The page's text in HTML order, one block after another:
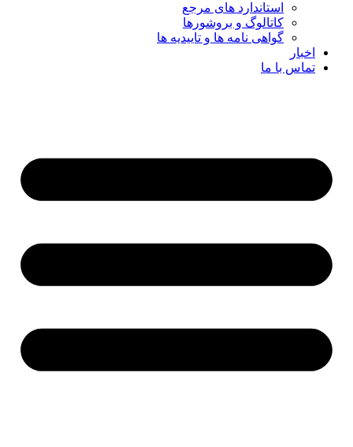
استاندارد های مرجع
کاتالوگ و بروشورها
گواهی نامه ها و تاییدیه ها
اخبار
تماس با ما